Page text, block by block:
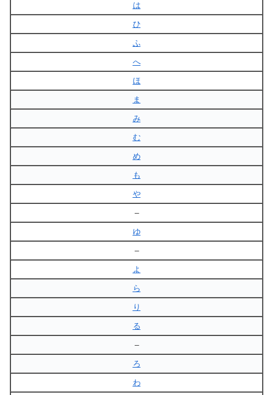
は
ひ
ふ
へ
ほ
ま
み
む
め
も
や
–
ゆ
–
よ
ら
り
る
–
ろ
わ